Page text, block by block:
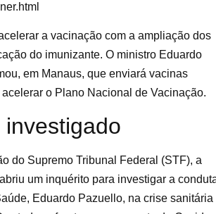
a vacinação com a ampliação dos
do imunizante. O ministro Eduardo
em Manaus, que enviará vacinas
o Plano Nacional de Vacinação.
investigado
do Supremo Tribunal Federal (STF), a
um inquérito para investigar a
Eduardo Pazuello, na crise sanitária